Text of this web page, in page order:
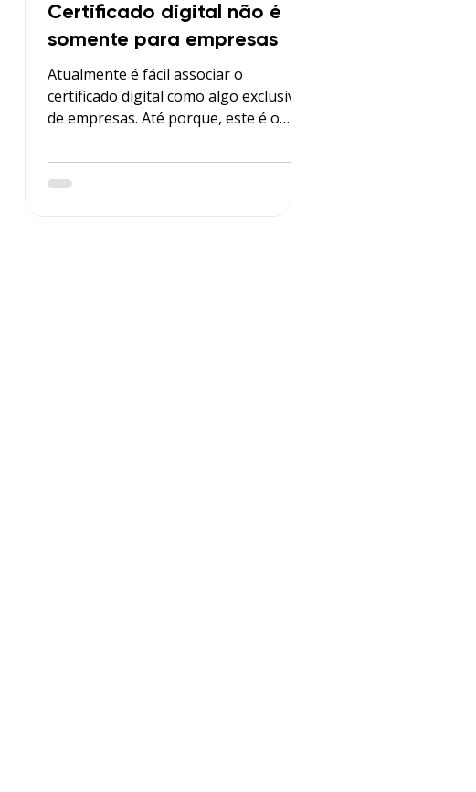
Certificado digital não é
somente para empresas
Atualmente é fácil associar o
certificado digital como algo exclusivo
de empresas. Até porque, este é o
certificado digital atende e é
necessário a muitas pessoas. Antes de